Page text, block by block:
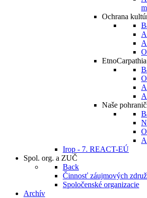
Ochrana
EtnoCarpathia
Naše
Irop - 7. REACT-EÚ
Spol. org. a ZUČ
Back
Činnosť záujmových
Spoločenské organizacie
Archív